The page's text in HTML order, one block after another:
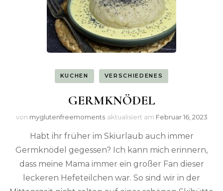
KUCHEN VERSCHIEDENES
GERMKNÖDEL
von myglutenfreemoments aktualisiert am Februar 16, 2023
Habt ihr früher im Skiurlaub auch immer
Germknödel gegessen? Ich kann mich erinnern,
dass meine Mama immer ein großer Fan dieser
leckeren Hefeteilchen war. So sind wir in der